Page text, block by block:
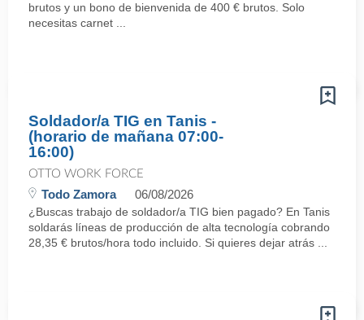
brutos y un bono de bienvenida de 400 € brutos. Solo
necesitas carnet ...
Soldador/a TIG en Tanis -
(horario de mañana 07:00-
16:00)
OTTO WORK FORCE
Todo Zamora 06/08/2026
¿Buscas trabajo de soldador/a TIG bien pagado? En Tanis
soldarás líneas de producción de alta tecnología cobrando
28,35 € brutos/hora todo incluido. Si quieres dejar atrás ...